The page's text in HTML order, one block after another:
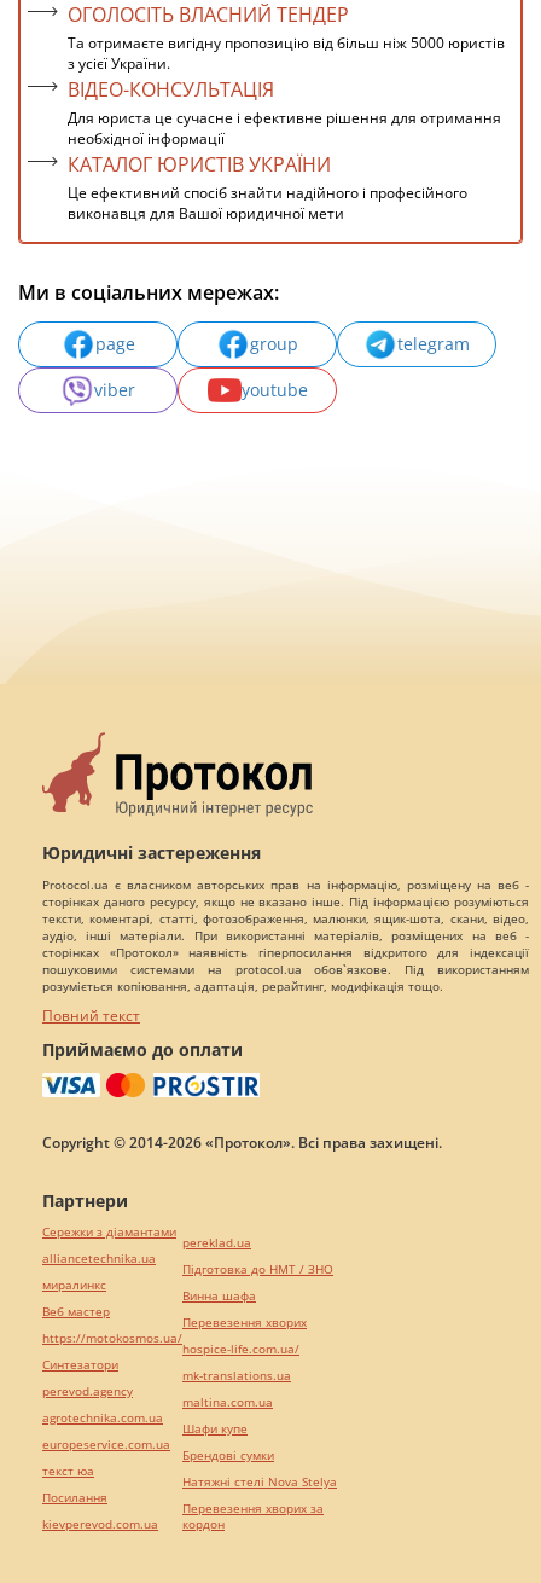
ОГОЛОСІТЬ ВЛАСНИЙ ТЕНДЕР
Та отримаєте вигідну пропозицію від більш ніж 5000 юристів
з усієї України.
ВІДЕО-КОНСУЛЬТАЦІЯ
Для юриста це сучасне і ефективне рішення для отримання
необхідної інформації
КАТАЛОГ ЮРИСТІВ УКРАЇНИ
Це ефективний спосіб знайти надійного і професійного
виконавця для Вашої юридичної мети
Ми в соціальних мережах:
page group
telegram
viber
youtube
Юридичні застереження
Protocol.ua є власником авторських прав на інформацію, розміщену на веб -
сторінках даного ресурсу, якщо не вказано інше. Під інформацією розуміються
тексти, коментарі, статті, фотозображення, малюнки, ящик-шота, скани, відео,
аудіо, інші матеріали. При використанні матеріалів, розміщених на веб -
сторінках «Протокол» наявність гіперпосилання відкритого для індексації
пошуковими системами на protocol.ua обов`язкове. Під використанням
розуміється копіювання, адаптація, рерайтинг, модифікація тощо.
Повний текст
Приймаємо до оплати
Copyright © 2014-2026 «Протокол». Всі права захищені.
Партнери
Сережки з діамантами
alliancetechnika.ua
миралинкс
Веб мастер
https://motokosmos.ua/
Синтезатори
perevod.agency
agrotechnika.com.ua
europeservice.com.ua
текст юа
Посилання
kievperevod.com.ua
pereklad.ua
Підготовка до НМТ / ЗНО
Винна шафа
Перевезення хворих
hospice-life.com.ua/
mk-translations.ua
maltina.com.ua
Шафи купе
Брендові сумки
Натяжні стелі Nova Stelya
Перевезення хворих за
кордон